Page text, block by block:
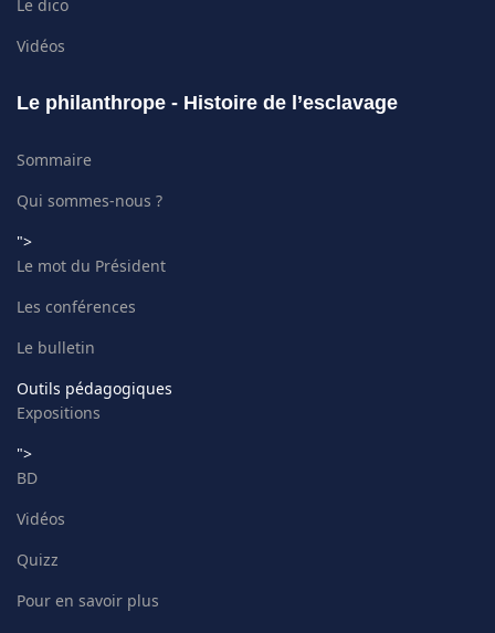
Le dico
Vidéos
Le philanthrope - Histoire de l’esclavage
Sommaire
Qui sommes-nous ?
">
Le mot du Président
Les conférences
Le bulletin
Outils pédagogiques
Expositions
">
BD
Vidéos
Quizz
Pour en savoir plus